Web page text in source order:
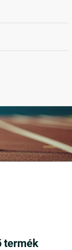
termék